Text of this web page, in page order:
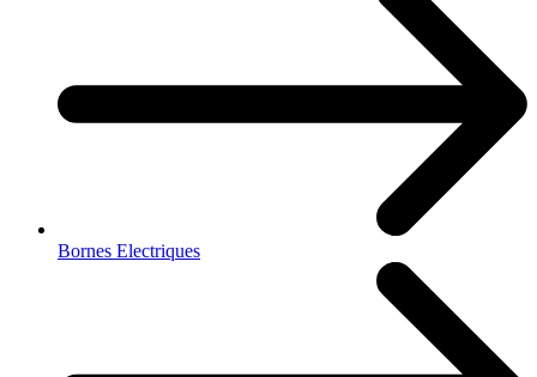
Bornes Electriques